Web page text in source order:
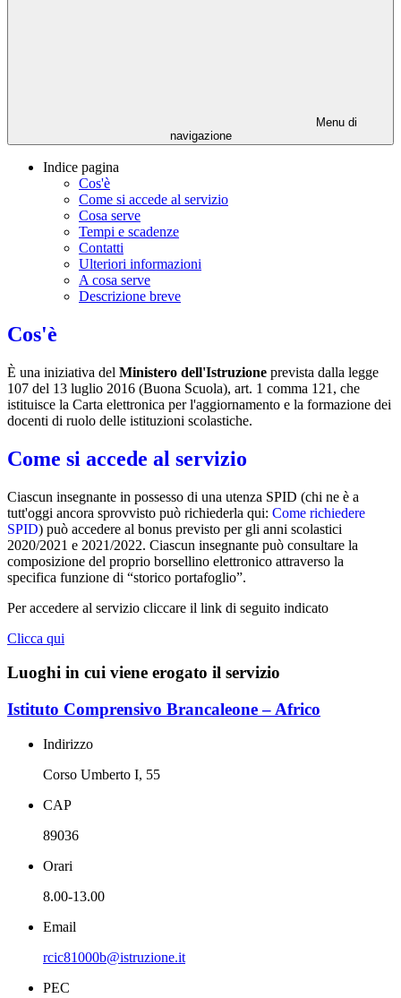
Menu di
navigazione
Indice pagina
Cos'è
Come si accede al servizio
Cosa serve
Tempi e scadenze
Contatti
Ulteriori informazioni
A cosa serve
Descrizione breve
Cos'è
È una iniziativa del Ministero dell'Istruzione prevista dalla legge
107 del 13 luglio 2016 (Buona Scuola), art. 1 comma 121, che
istituisce la Carta elettronica per l'aggiornamento e la formazione dei
docenti di ruolo delle istituzioni scolastiche.
Come si accede al servizio
Ciascun insegnante in possesso di una utenza SPID (chi ne è a
tutt'oggi ancora sprovvisto può richiederla qui: Come richiedere
SPID) può accedere al bonus previsto per gli anni scolastici
2020/2021 e 2021/2022. Ciascun insegnante può consultare la
composizione del proprio borsellino elettronico attraverso la
specifica funzione di “storico portafoglio”.
Per accedere al servizio cliccare il link di seguito indicato
Clicca qui
Luoghi in cui viene erogato il servizio
Istituto Comprensivo Brancaleone – Africo
Indirizzo
Corso Umberto I, 55
CAP
89036
Orari
8.00-13.00
Email
rcic81000b@istruzione.it
PEC